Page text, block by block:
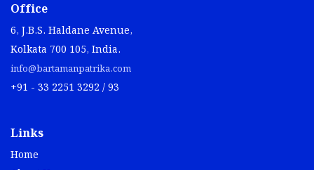
Office
6, J.B.S. Haldane Avenue,
Kolkata 700 105, India.
info@bartamanpatrika.com
+91 - 33 2251 3292 / 93
Links
Home